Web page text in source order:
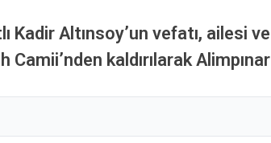
Kadir Altınsoy’un vefatı, ailesi
Camii’nden kaldırılarak